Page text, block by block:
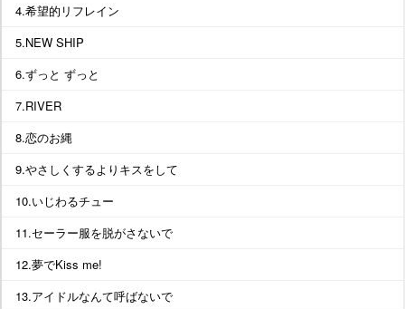
4.希望的リフレイン
5.NEW SHIP
6.ずっと ずっと
7.RIVER
8.恋のお縄
9.やさしくするよりキスをして
10.いじわるチュー
11.セーラー服を脱がさないで
12.夢でKiss me!
13.アイドルなんて呼ばないで